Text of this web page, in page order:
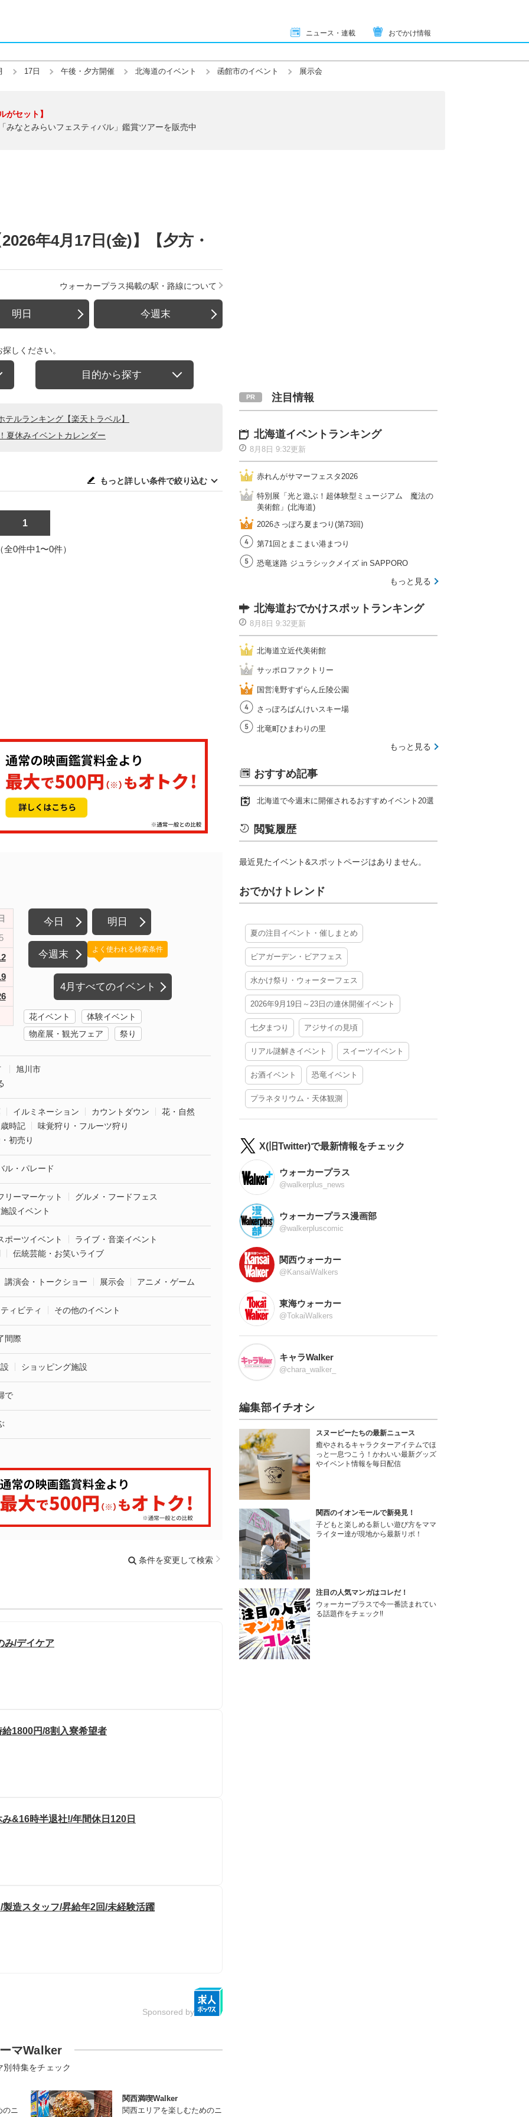
ニュース・連載 おでかけ情報
17日 午後・夕方開催 北海道のイベント 函館市のイベント 展示会
がセット】
みなとみらいフェスティバル」鑑賞ツアーを販売中
年4月17日(金)】【夕方・
ウォーカープラス掲載の駅・路線について
明日 今週末
しください。
目的から探す
ルランキング【楽天トラベル】
夏休みイベントカレンダー
もっと詳しい条件で絞り込む
1
全0件中1〜0件）
今日 明日
今週末
4月すべてのイベント
よく使われる検索条件
花イベント
体験イベント
物産展・観光フェア
祭り
旭川市
イルミネーション カウントダウン
花・自然
時記
味覚狩り・フルーツ狩り
初売り
ル・パレード
リーマーケット
グルメ・フードフェス
設イベント
ポーツイベント
ライブ・音楽イベント
伝統芸能・お笑いライブ
講演会・トークショー 展示会 アニメ・ゲーム
ィビティ その他のイベント
間際
ショッピング施設
で
条件を変更して検索
み/デイケア
1800円/8割入寮希望者
&16時半退社!/年間休日120日
造スタッフ/昇給年2回/未経験活躍
Sponsored by
マWalker
別特集をチェック
のニ
関西満喫Walker
関西エリアを楽しむためのニ
注目情報
北海道イベントランキング
8月8日 9:32更新
赤れんがサマーフェスタ2026
特別展「光と遊ぶ！超体験型ミュージアム 魔法の
美術館」(北海道)
2026さっぽろ夏まつり(第73回)
第71回とまこまい港まつり
恐竜迷路 ジュラシックメイズ in SAPPORO
もっと見る
北海道おでかけスポットランキング
8月8日 9:32更新
北海道立近代美術館
サッポロファクトリー
国営滝野すずらん丘陵公園
さっぽろばんけいスキー場
北竜町ひまわりの里
もっと見る
おすすめ記事
北海道で今週末に開催されるおすすめイベント20選
閲覧履歴
最近見たイベント&スポットページはありません。
おでかけトレンド
夏の注目イベント・催しまとめ
ビアガーデン・ビアフェス
水かけ祭り・ウォーターフェス
2026年9月19日～23日の連休開催イベント
七夕まつり アジサイの見頃
リアル謎解きイベント スイーツイベント
お酒イベント 恐竜イベント
プラネタリウム・天体観測
X(旧Twitter)で最新情報をチェック
ウォーカープラス
@walkerplus_news
ウォーカープラス漫画部
@walkerpluscomic
関西ウォーカー
@KansaiWalkers
東海ウォーカー
@TokaiWalkers
キャラWalker
@chara_walker_
編集部イチオシ
スヌーピーたちの最新ニュース
癒やされるキャラクターアイテムでほ
っと一息つこう！かわいい最新グッズ
やイベント情報を毎日配信
関西のイオンモールで新発見！
子どもと楽しめる新しい遊び方をママ
ライター達が現地から最新リポ！
注目の人気マンガはコレだ！
ウォーカープラスで今一番読まれてい
る話題作をチェック!!